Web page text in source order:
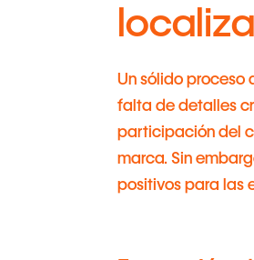
Un sólido proceso
falta de detalles
participación del
marca. Sin
positivos para las